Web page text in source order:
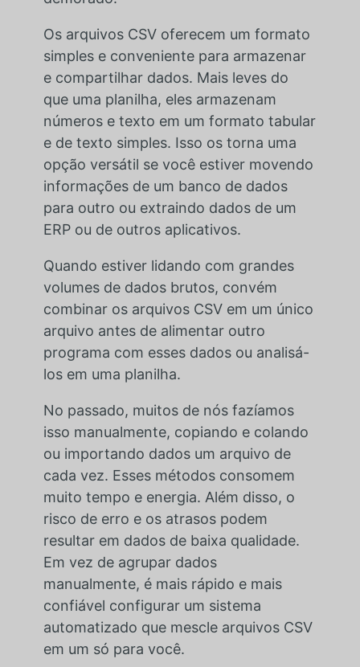
Os arquivos CSV oferecem um formato
simples e conveniente para armazenar
e compartilhar dados. Mais leves do
que uma planilha, eles armazenam
números e texto em um formato tabular
e de texto simples. Isso os torna uma
opção versátil se você estiver movendo
informações de um banco de dados
para outro ou extraindo dados de um
ERP ou de outros aplicativos.
Quando estiver lidando com grandes
volumes de dados brutos, convém
combinar os arquivos CSV em um único
arquivo antes de alimentar outro
programa com esses dados ou analisá-
los em uma planilha.
No passado, muitos de nós fazíamos
isso manualmente, copiando e colando
ou importando dados um arquivo de
cada vez. Esses métodos consomem
muito tempo e energia. Além disso, o
risco de erro e os atrasos podem
resultar em dados de baixa qualidade.
Em vez de agrupar dados
manualmente, é mais rápido e mais
confiável configurar um sistema
automatizado que mescle arquivos CSV
em um só para você.